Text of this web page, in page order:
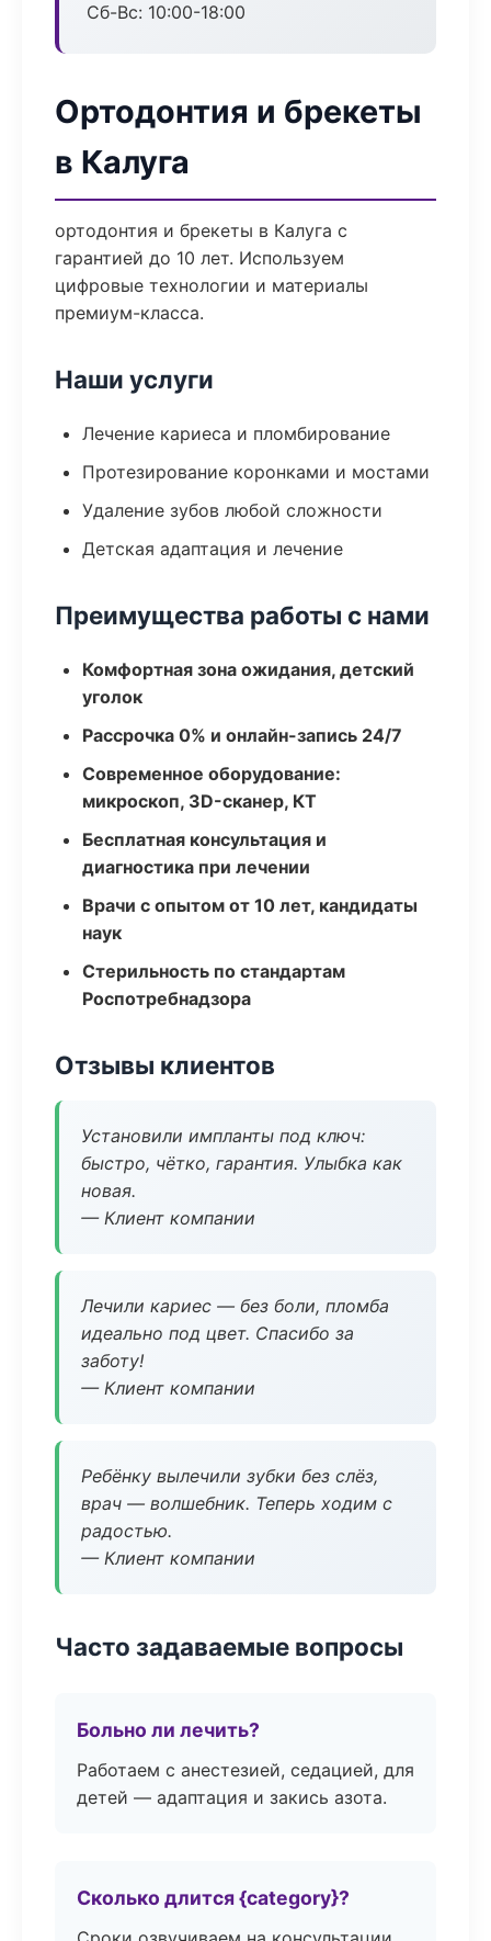
Сб-Вс: 10:00-18:00
Ортодонтия и брекеты
в Калуга
ортодонтия и брекеты в Калуга с
гарантией до 10 лет. Используем
цифровые технологии и материалы
премиум-класса.
Наши услуги
Лечение кариеса и пломбирование
Протезирование коронками и мостами
Удаление зубов любой сложности
Детская адаптация и лечение
Преимущества работы с нами
Комфортная зона ожидания, детский
уголок
Рассрочка 0% и онлайн-запись 24/7
Современное оборудование:
микроскоп, 3D-сканер, КТ
Бесплатная консультация и
диагностика при лечении
Врачи с опытом от 10 лет, кандидаты
наук
Стерильность по стандартам
Роспотребнадзора
Отзывы клиентов
Установили импланты под ключ:
быстро, чётко, гарантия. Улыбка как
новая.
— Клиент компании
Лечили кариес — без боли, пломба
идеально под цвет. Спасибо за
заботу!
— Клиент компании
Ребёнку вылечили зубки без слёз,
врач — волшебник. Теперь ходим с
радостью.
— Клиент компании
Часто задаваемые вопросы
Больно ли лечить?
Работаем с анестезией, седацией, для
детей — адаптация и закись азота.
Сколько длится {category}?